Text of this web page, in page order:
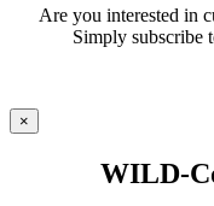
Are you interested in
Simply subscribe
×
WILD-